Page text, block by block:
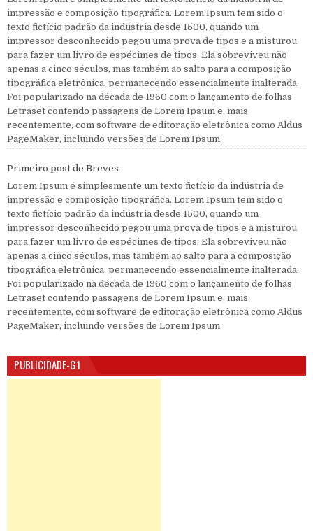
impressão e composição tipográfica. Lorem Ipsum tem sido o
texto fictício padrão da indústria desde 1500, quando um
impressor desconhecido pegou uma prova de tipos e a misturou
para fazer um livro de espécimes de tipos. Ela sobreviveu não
apenas a cinco séculos, mas também ao salto para a composição
tipográfica eletrônica, permanecendo essencialmente inalterada.
Foi popularizado na década de 1960 com o lançamento de folhas
Letraset contendo passagens de Lorem Ipsum e, mais
recentemente, com software de editoração eletrônica como Aldus
PageMaker, incluindo versões de Lorem Ipsum.
Primeiro post de Breves
Lorem Ipsum é simplesmente um texto fictício da indústria de
impressão e composição tipográfica. Lorem Ipsum tem sido o
texto fictício padrão da indústria desde 1500, quando um
impressor desconhecido pegou uma prova de tipos e a misturou
para fazer um livro de espécimes de tipos. Ela sobreviveu não
apenas a cinco séculos, mas também ao salto para a composição
tipográfica eletrônica, permanecendo essencialmente inalterada.
Foi popularizado na década de 1960 com o lançamento de folhas
Letraset contendo passagens de Lorem Ipsum e, mais
recentemente, com software de editoração eletrônica como Aldus
PageMaker, incluindo versões de Lorem Ipsum.
PUBLICIDADE-G1